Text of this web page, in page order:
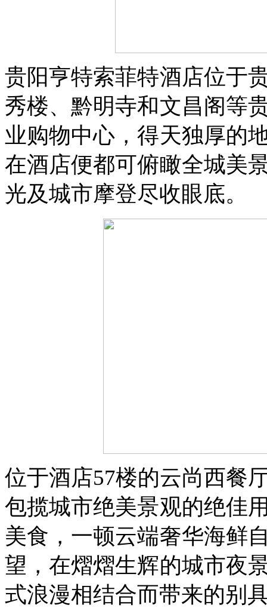
贵阳亨特索菲特酒店位于
秀楼、黔明寺和文昌阁等
业购物中心，得天独厚的
在酒店便都可俯瞰全城美
光及城市摩登尽收眼底。
位于酒店57楼的云尚西餐
包揽城市绝美景观的绝佳
美食，一顿云端奢华海鲜
望，在熠熠生辉的城市夜
式浪漫相结合而带来的别